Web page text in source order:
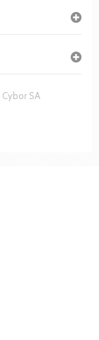
Cybor SA